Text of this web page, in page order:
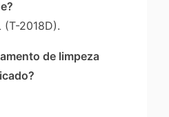
(T-2018D).
de limpeza